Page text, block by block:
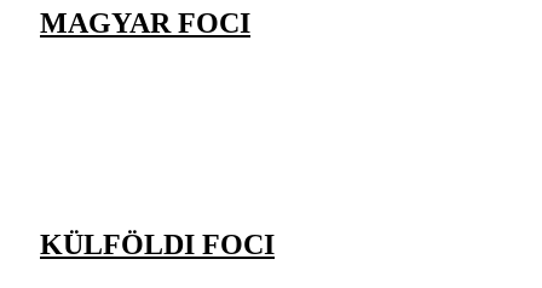
MAGYAR FOCI
KÜLFÖLDI FOCI